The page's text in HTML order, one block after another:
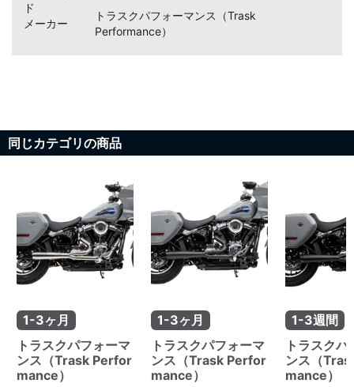
ド
メーカー
トラスクパフォーマンス（Trask
Performance）
同じカテゴリの商品
1-3ヶ月
トラスクパフォーマ
ンス（Trask Perfor
mance）
1-3ヶ月
トラスクパフォーマ
ンス（Trask Perfor
mance）
1-3週間
トラスク
ンス（
mance）